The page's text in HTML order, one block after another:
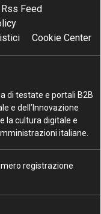
Rss Feed
Cookie Center
di testate e portali B2B
e dell’Innovazione
la cultura digitale e
italiane.
registrazione